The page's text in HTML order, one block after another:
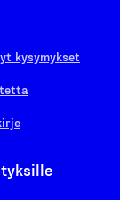
kysymykset